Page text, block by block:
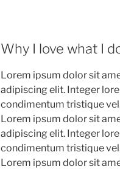
Why I love what I
Lorem ipsum dolor sit
adipiscing elit. Integer
condimentum tristique
Lorem ipsum dolor sit
adipiscing elit. Integer
condimentum tristique
Lorem ipsum dolor sit